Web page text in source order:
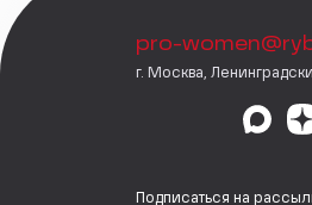
pro-
г. Москва,
Подписаться на